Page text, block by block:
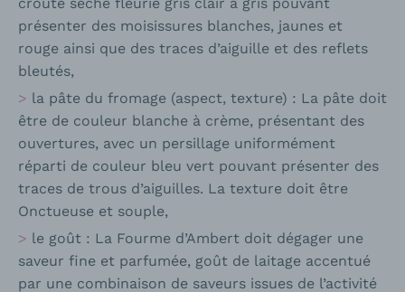
présenter des moisissures blanches, jaunes et
rouge ainsi que des traces d’aiguille et des reflets
bleutés,
la pâte du fromage (aspect, texture) : La pâte doit
être de couleur blanche à crème, présentant des
ouvertures, avec un persillage uniformément
réparti de couleur bleu vert pouvant présenter des
traces de trous d’aiguilles. La texture doit être
Onctueuse et souple,
le goût : La Fourme d’Ambert doit dégager une
saveur fine et parfumée, goût de laitage accentué
par une combinaison de saveurs issues de l’activité